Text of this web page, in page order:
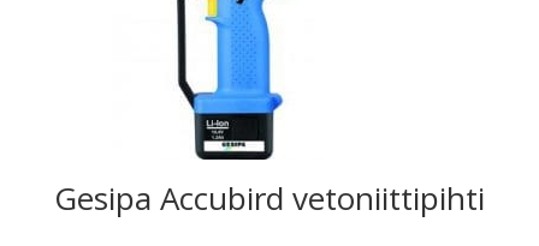
Gesipa Accubird vetoniittipihti